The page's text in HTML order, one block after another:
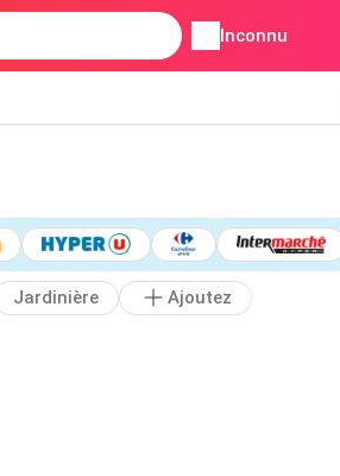
Inconnu
Jardinière Ajoutez